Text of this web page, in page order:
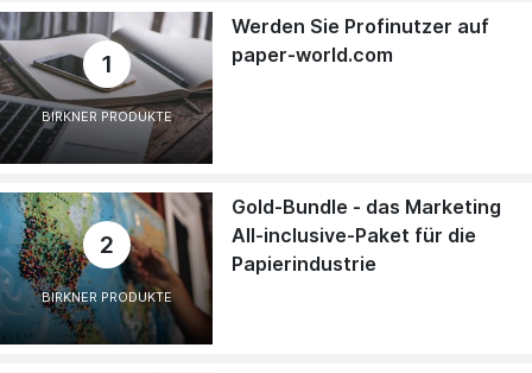
1
BIRKNER PRODUKTE
Werden Sie Profinutzer auf
paper-world.com
2
BIRKNER PRODUKTE
Gold-Bundle - das Marketing
All-inclusive-Paket für die
Papierindustrie